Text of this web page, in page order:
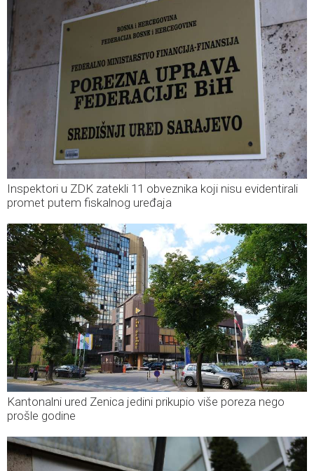
Inspektori u ZDK zatekli 11 obveznika koji nisu evidentirali
promet putem fiskalnog uređaja
Kantonalni ured Zenica jedini prikupio više poreza nego
prošle godine